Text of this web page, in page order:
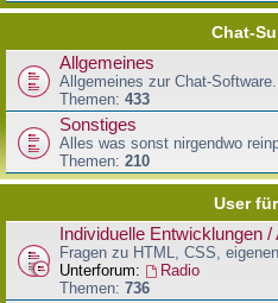
Chat-
Allgemeines
Allgemeines zur Chat-Software.
Themen: 433
Sonstiges
Alles was sonst nirgendwo
Themen: 210
User
Individuelle Entwicklungen
Fragen zu HTML, CSS,
Unterforum:
Radio
Themen: 736